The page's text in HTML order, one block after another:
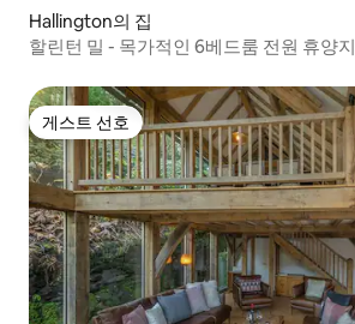
Hallington의 집
할린턴 밀 - 목가적인 6베드룸 전원 휴양지
게스트 선호
게스트 선호